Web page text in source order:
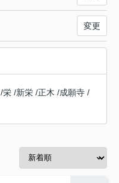
変更
/栄 /新栄 /正木 /成願寺 /